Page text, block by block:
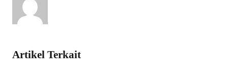
Artikel Terkait